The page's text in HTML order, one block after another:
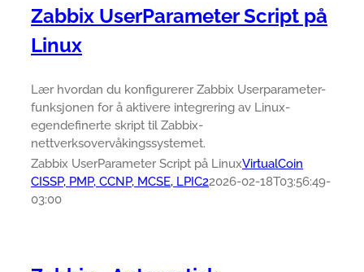
Zabbix UserParameter Script på
Linux
Lær hvordan du konfigurerer Zabbix Userparameter-
funksjonen for å aktivere integrering av Linux-
egendefinerte skript til Zabbix-
nettverksovervåkingssystemet.
Zabbix UserParameter Script på LinuxVirtualCoin
CISSP, PMP, CCNP, MCSE, LPIC22026-02-18T03:56:49-
03:00